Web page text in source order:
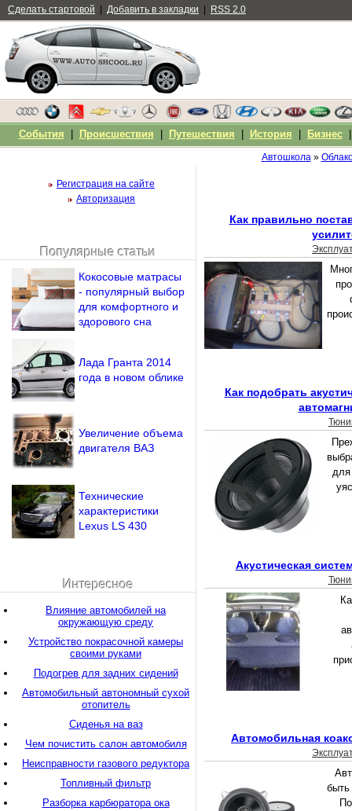
Автошкола»
Как правильно
Как подобрать
для
Акустическая
Автомобильная
быть
Регистрация на сайте
Авторизация
Напомнить пароль?
Популярные статьи
Кокосовые матрасы
- популярный выбор
для комфортного и
здорового сна
Лада Гранта 2014
года в новом облике
Увеличение объема
двигателя ВАЗ
Технические
характеристики
Lexus LS 430
Интересное
Влияние автомобилей на
окружающую среду
Устройство покрасочной камеры
своими руками
Подогрев для задних сидений
Автомобильный автономный сухой
отопитель
Сиденья на ваз
Чем почистить салон автомобиля
Неисправности газового редуктора
Топливный фильтр
Разборка карбюратора ока
Сделать стартовой Добавить в закладки RSS 2.0
События Происшествия Путешествия История Бизнес